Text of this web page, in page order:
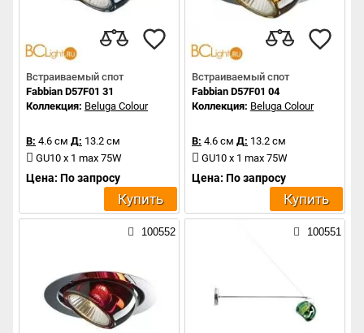
Встраиваемый спот
Fabbian D57F01 31
Коллекция: Beluga Colour
В: 4.6 см Д: 13.2 см
GU10 x 1 max 75W
Цена: По запросу
Купить
Встраиваемый спот
Fabbian D57F01 04
Коллекция: Beluga Colour
В: 4.6 см Д: 13.2 см
GU10 x 1 max 75W
Цена: По запросу
Купить
100552 100551